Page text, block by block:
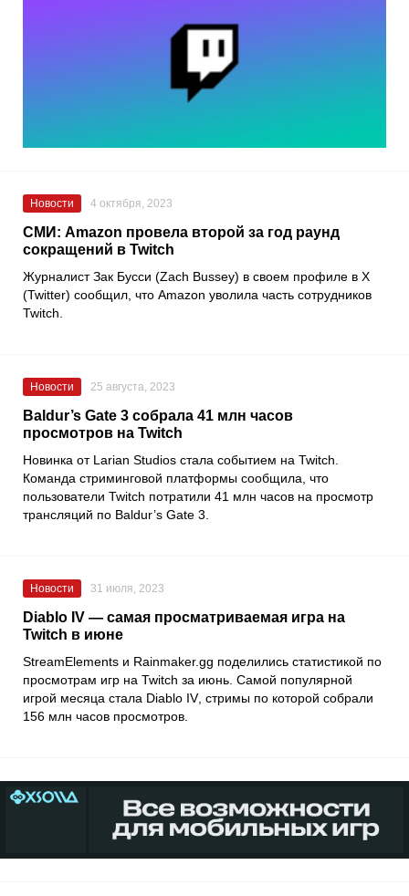
Новости 4 октября, 2023
СМИ: Amazon провела второй за год раунд
сокращений в Twitch
Журналист Зак Бусси (Zach Bussey) в своем профиле в X
(Twitter) сообщил, что Amazon уволила часть сотрудников
Twitch.
Новости 25 августа, 2023
Baldur’s Gate 3 собрала 41 млн часов
просмотров на Twitch
Новинка от Larian Studios стала событием на Twitch.
Команда стриминговой платформы сообщила, что
пользователи Twitch потратили 41 млн часов на просмотр
трансляций по Baldur’s Gate 3.
Новости 31 июля, 2023
Diablo IV — самая просматриваемая игра на
Twitch в июне
StreamElements и Rainmaker.gg поделились статистикой по
просмотрам игр на Twitch за июнь. Самой популярной
игрой месяца стала Diablo IV, стримы по которой собрали
156 млн часов просмотров.